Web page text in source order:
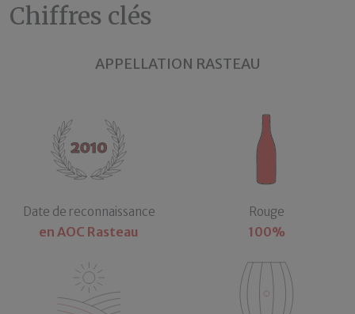
Chiffres clés
APPELLATION RASTEAU
Date de reconnaissance
en AOC Rasteau
Rouge
100%